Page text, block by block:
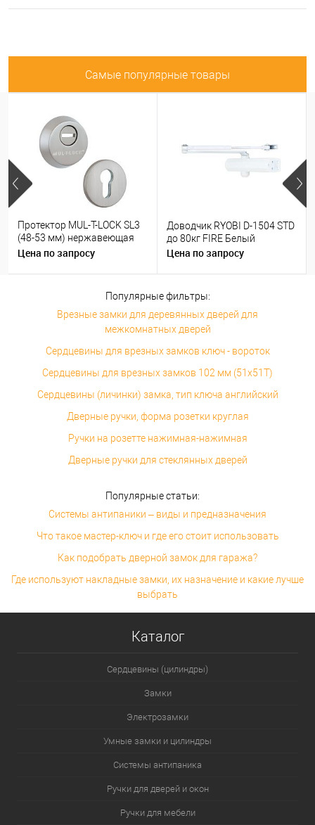
Самые популярные товары
Протектор MUL-T-LOCK SL3
(48-53 мм) нержавеющая
сталь
Цена по запросу
Доводчик RYOBI D-1504 STD
до 80кг FIRE Белый
Цена по запросу
Популярные фильтры:
Врезные замки для деревянных дверей для
межкомнатных дверей
Сердцевины для врезных замков ключ - вороток
Сердцевины для врезных замков 102 мм (51x51T)
Сердцевины (личинки) замка, тип ключа английский
Дверные ручки, форма розетки круглая
Ручки на розетте нажимная-нажимная
Дверные ручки для стеклянных дверей
Популярные статьи:
Системы антипаники – виды и предназначения
Что такое мастер-ключ и где его стоит использовать
Как подобрать дверной замок для гаража?
Где используют накладные замки, их назначение и какие лучше
выбрать
Каталог
Сердцевины (цилиндры)
Замки
Электрозамки
Умные замки и цилиндры
Системы антипаника
Ручки для дверей и окон
Ручки для мебели